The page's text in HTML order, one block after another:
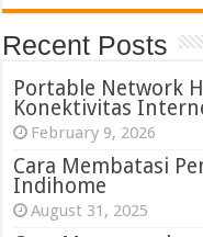
Recent Posts
Portable Network
Konektivitas
February 9, 2026
Cara Membatasi
Indihome
August 31, 2025